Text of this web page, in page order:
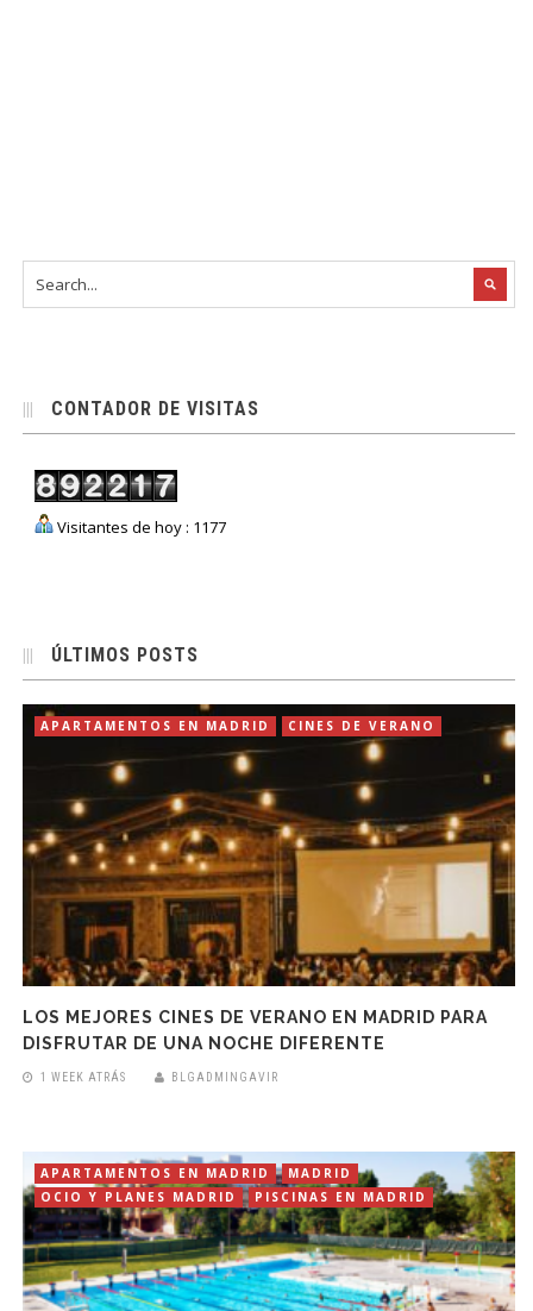
CONTADOR DE VISITAS
Visitantes de hoy : 1177
ÚLTIMOS POSTS
APARTAMENTOS EN MADRID CINES DE VERANO
LOS MEJORES CINES DE VERANO EN MADRID PARA
DISFRUTAR DE UNA NOCHE DIFERENTE
1 WEEK ATRÁS BLGADMINGAVIR
APARTAMENTOS EN MADRID
MADRID
OCIO Y PLANES MADRID
PISCINAS EN MADRID